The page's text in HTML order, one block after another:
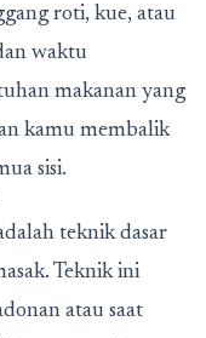
roti, kue, atau
waktu
makanan yang
kamu membalik
sisi.
teknik dasar
Teknik ini
atau saat